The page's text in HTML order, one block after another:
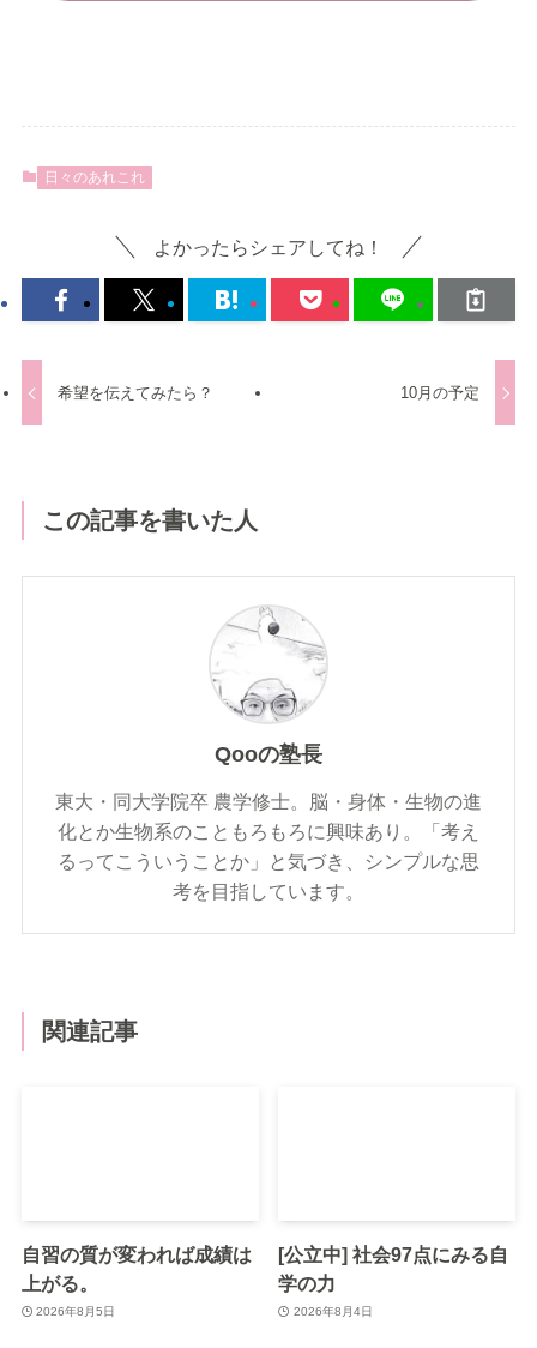
日々のあれこれ
よかったらシェアしてね！
希望を伝えてみたら？ 10月の予定
この記事を書いた人
Qooの塾長
東大・同大学院卒 農学修士。脳・身体・生物の進
化とか生物系のこともろもろに興味あり。「考え
るってこういうことか」と気づき、シンプルな思
考を目指しています。
関連記事
自習の質が変われば成績は
上がる。
2026年8月5日
[公立中] 社会97点にみる自
学の力
2026年8月4日